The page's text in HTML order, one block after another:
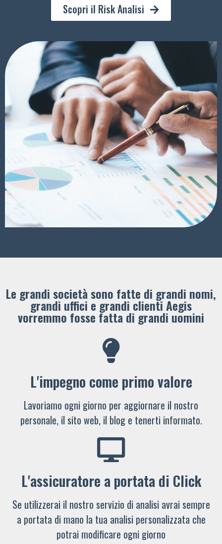
Scopri il Risk Analisi
Le grandi società sono fatte di grandi nomi,
grandi uffici e grandi clienti ​Aegis
vorremmo fosse fatta di grandi uomini
L'impegno come primo valore
Lavoriamo ogni giorno per aggiornare il nostro
personale, il sito web, il blog e tenerti informato.
L'assicuratore a portata di Click
Se utilizzerai il nostro servizio di analisi avrai sempre
a portata di mano la tua analisi personalizzata che
potrai modificare ogni giorno